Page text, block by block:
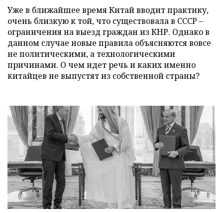
Уже в ближайшее время Китай вводит практику,
очень близкую к той, что существовала в СССР –
ограничения на выезд граждан из КНР. Однако в
данном случае новые правила объясняются вовсе
не политическими, а технологическими
причинами. О чем идет речь и каких именно
китайцев не выпустят из собственной страны?